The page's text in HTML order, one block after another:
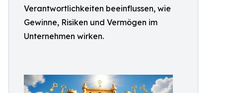
Verantwortlichkeiten beeinflussen, wie
Gewinne, Risiken und Vermögen im
Unternehmen wirken.